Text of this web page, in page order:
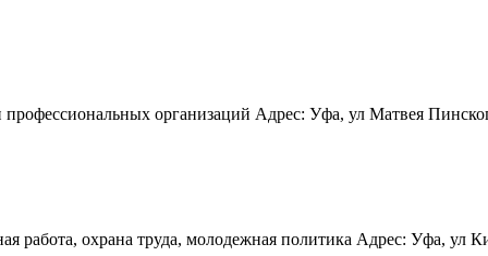
организаций Адрес: Уфа, ул Матвея
работа, охрана труда, молодежная политика Адрес: Уфа, ул